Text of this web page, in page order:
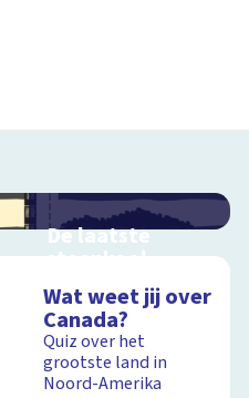
De laatste
steenkool
meer uit de
Limburgse
steenkoolmijnen
Wat weet jij over
Canada?
Quiz over het
grootste land in
Noord-Amerika